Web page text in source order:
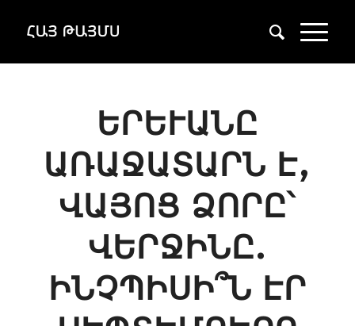
ԵՐԵՒԱՆԸ Ա
ՌԱՋԱՏԱՐՆ Է, Վ
ԱՅՈՑ ՁՈՐԸ՝ Վ
ԵՐՋԻՆԸ. Ի
ՆՉՊԻՍԻ՞Ն ԷՐ Ս